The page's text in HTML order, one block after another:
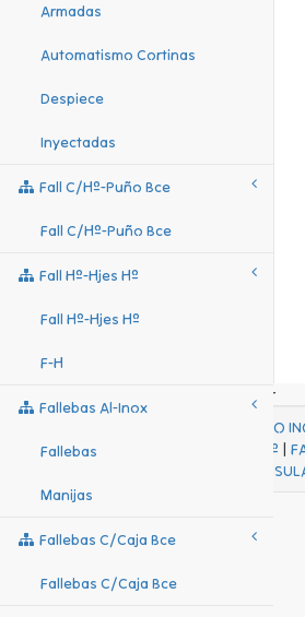
Armadas
Automatismo Cortinas
Despiece
Inyectadas
Fall C/hº-Puño Bce
Fall C/hº-Puño Bce
Fall Hº-Hjes Hº
Fall Hº-Hjes Hº
F-H
Fallebas Al-Inox
Fallebas
Manijas
Fallebas C/caja Bce
Fallebas C/caja Bce
ACERO
FALL Hº-HJES Hº |